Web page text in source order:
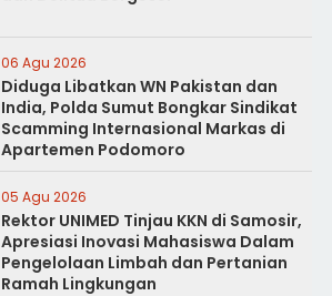
06 Agu 2026
Diduga Libatkan WN Pakistan dan
India, Polda Sumut Bongkar Sindikat
Scamming Internasional Markas di
Apartemen Podomoro
05 Agu 2026
Rektor UNIMED Tinjau KKN di Samosir,
Apresiasi Inovasi Mahasiswa Dalam
Pengelolaan Limbah dan Pertanian
Ramah Lingkungan